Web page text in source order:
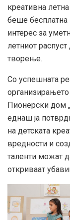
креативна
беше бесплатна
интерес за
летниот
творење.
Со успешната
Пионерски дом
еднаш ја
на детската
вредности и
таленти можат
откриваат